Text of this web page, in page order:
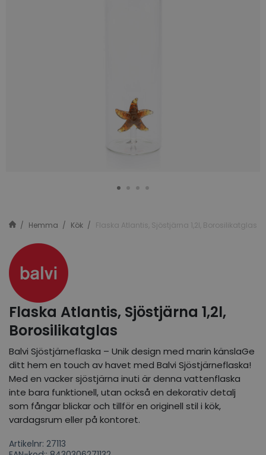
Hemma Kök Flaska Atlantis, Sjöstjärna 1,2l, Borosilikatglas
Flaska Atlantis, Sjöstjärna 1,2l,
Borosilikatglas
Balvi Sjöstjärneflaska – Unik design med marin känslaGe
ditt hem en touch av havet med Balvi Sjöstjärneflaska!
Med en vacker sjöstjärna inuti är denna vattenflaska
inte bara funktionell, utan också en dekorativ detalj
som fångar blickar och tillför en originell stil i kök,
vardagsrum eller på kontoret.
Artikelnr: 27113